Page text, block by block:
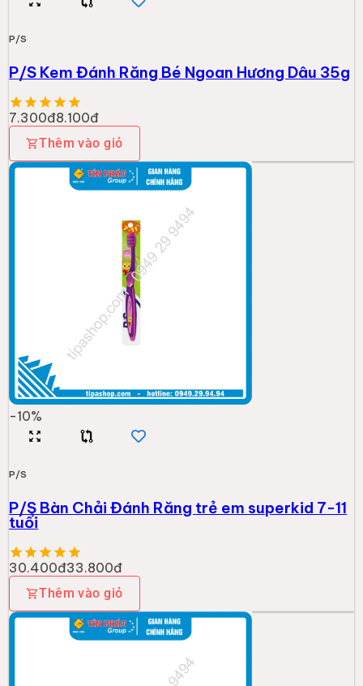
P/S
P/S Kem Đánh Răng Bé Ngoan Hương Dâu 35g
7.300đ8.100đ
Thêm vào giỏ
-10%
P/S
P/S Bàn Chải Đánh Răng trẻ em superkid 7-11
tuổi
30.400đ33.800đ
Thêm vào giỏ